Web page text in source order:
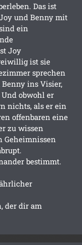
Das ist
und Benny mit
ein
Joy
ist sie
sprechen
ins Visier,
obwohl er
nichts, als er ein
offenbaren eine
zu wissen
Geheimnissen
bestimmt.
der dir am